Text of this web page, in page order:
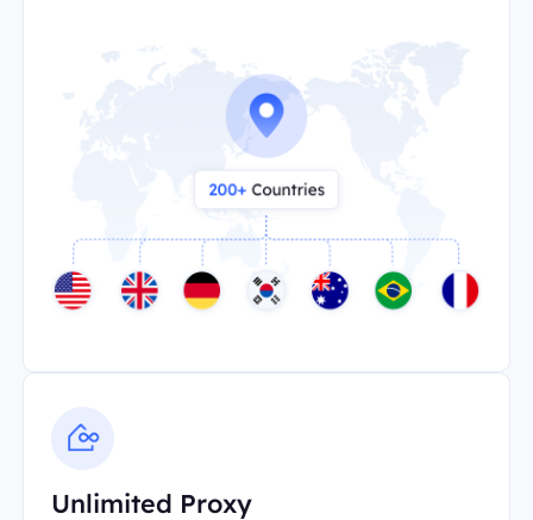
Unlimited Proxy